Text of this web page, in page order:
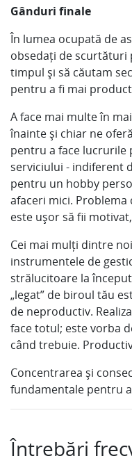
Gânduri finale
În lumea ocupată de
obsedați de scurtături
timpul și să căutam
pentru a fi mai
A face mai multe în
înainte și chiar ne
pentru a face lucrurile
serviciului - indiferent
pentru un hobby
afaceri mici.
este ușor să fii
Cei mai mulți dintre
instrumentele de
strălucitoare la
„legat” de biroul tău
de neproductiv.
face totul; este vorba
când trebuie.
Concentrarea și
fundamentale pentru
Întrebări